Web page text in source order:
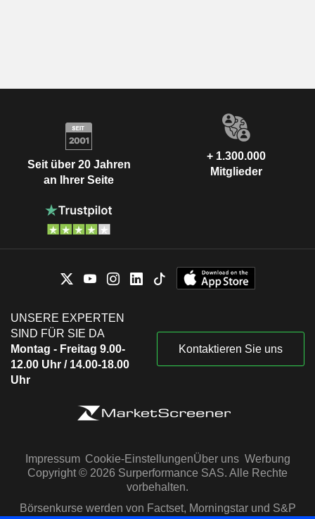
Seit über 20 Jahren
an Ihrer Seite
+ 1.300.000
Mitglieder
UNSERE EXPERTEN
SIND FÜR SIE DA
Montag - Freitag 9.00-
12.00 Uhr / 14.00-18.00
Uhr
Kontaktieren Sie uns
Impressum Cookie-EinstellungenÜber uns Werbung
Copyright © 2026 Surperformance SAS. Alle Rechte
vorbehalten.
Börsenkurse werden von Factset, Morningstar und S&P